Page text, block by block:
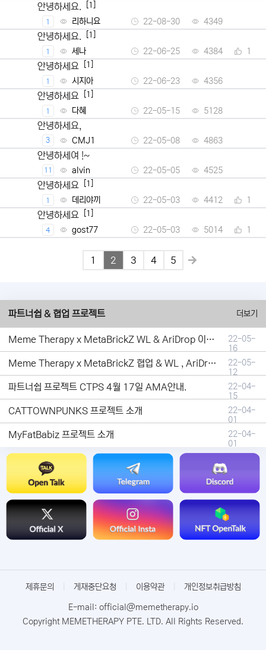
안녕하세요. [1]
1 리하니요 22-08-30 4349
안녕하세요. [1]
1 세나 22-06-25 4384 1
안녕하세요 [1]
1 시지아 22-06-23 4356
안녕하세요 [1]
1 다혜 22-05-15 5128
안녕하세요,
3 CMJ1 22-05-08 4863
안녕하세여 !~
11 alvin 22-05-05 4525
안녕하세요 [1]
1 데리야끼 22-05-03 4412 1
안녕하세요 [1]
4 gost77 22-05-03 5014 1
1 2 3 4 5
파트너쉽 & 협업 프로젝트 더보기
Meme Therapy x MetaBrickZ WL & AriDrop 이벤트 결과안내!
22-05-
16
Meme Therapy x MetaBrickZ 협업 & WL , AriDrop 이벤트 안내
22-05-
12
파트너쉽 프로젝트 CTPS 4월 17일 AMA안내.
22-04-
15
CATTOWNPUNKS 프로젝트 소개
22-04-
01
MyFatBabiz 프로젝트 소개
22-04-
01
제휴문의 게재중단요청 이용약관 개인정보취급방침
E-mail: official@memetherapy.io
Copyright MEMETHERAPY PTE. LTD. All Rights Reserved.